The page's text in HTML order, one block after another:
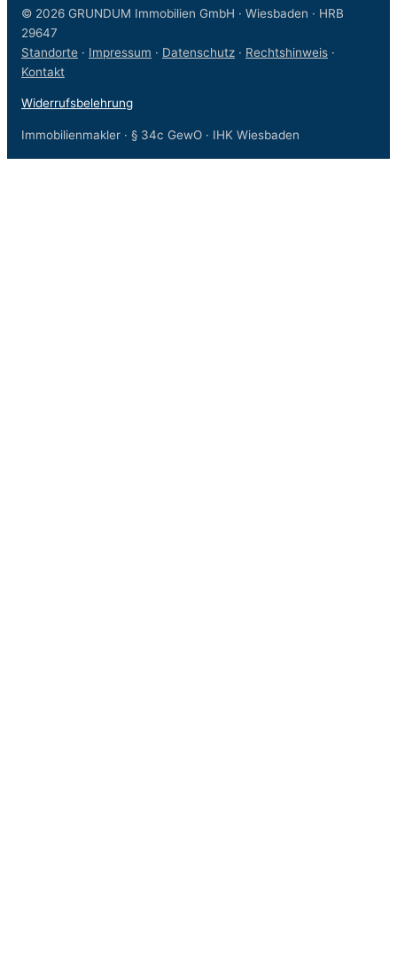
© 2026 GRUNDUM Immobilien GmbH · Wiesbaden · HRB
29647
Standorte · Impressum · Datenschutz · Rechtshinweis ·
Kontakt
Widerrufsbelehrung
Immobilienmakler · § 34c GewO · IHK Wiesbaden